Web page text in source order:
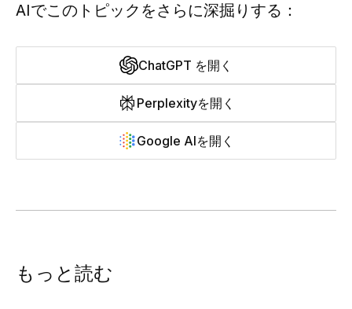
AIでこのトピックをさらに深掘りする：
ChatGPT を開く
Perplexityを開く
Google AIを開く
もっと読む